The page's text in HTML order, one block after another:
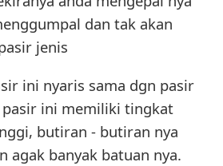
dan tak akan
jenis
ini nyaris sama dgn pasir
ini memiliki tingkat
butiran - butiran nya
agak banyak batuan nya.